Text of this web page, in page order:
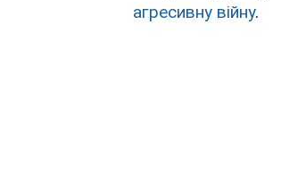
агресивну війну.